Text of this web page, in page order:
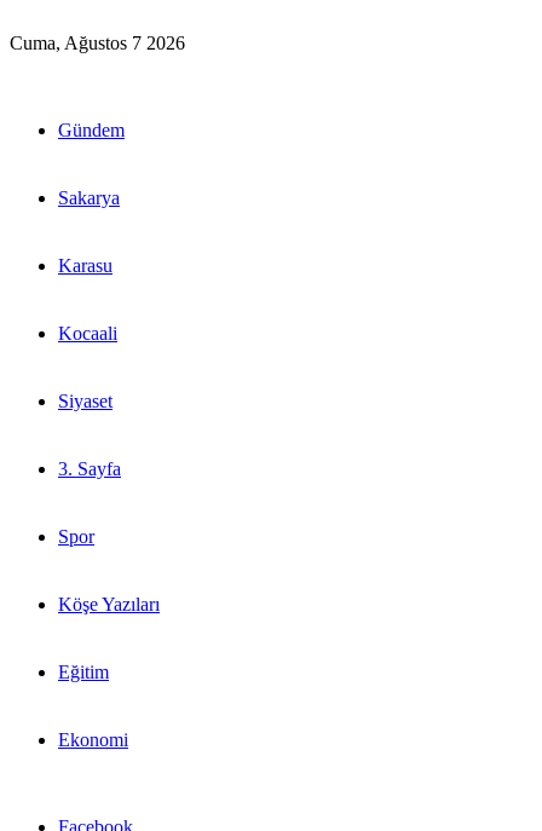
Cuma, Ağustos 7 2026
Gündem
Sakarya
Karasu
Kocaali
Siyaset
3. Sayfa
Spor
Köşe Yazıları
Eğitim
Ekonomi
Facebook